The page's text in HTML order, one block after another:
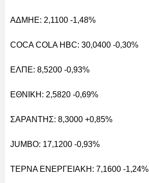
ΑΔΜΗΕ: 2,1100 -1,48%
COCA COLA HBC: 30,0400 -0,30%
ΕΛΠΕ: 8,5200 -0,93%
ΕΘΝΙΚΗ: 2,5820 -0,69%
ΣΑΡΑΝΤΗΣ: 8,3000 +0,85%
JUMBO: 17,1200 -0,93%
ΤΕΡΝΑ ΕΝΕΡΓΕΙΑΚΗ: 7,1600 -1,24%